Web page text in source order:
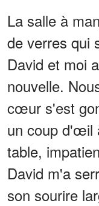
La salle à
de verres qui
David et moi
nouvelle.
cœur s'est
un coup d'œil
table,
David m'a
son sourire